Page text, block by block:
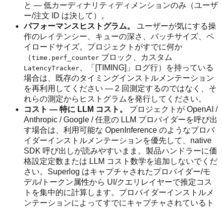
と — 低カーディナリティディメンションのみ（ユーザ
ー/注文 ID は決して）。
パフォーマンスヒストグラム。
ユーザーが気にする操
作のレイテンシー、キューの深さ、バッチサイズ、ペ
イロードサイズ。プロジェクトがすでに何か
（time.perf_counter ブロック、カスタム
LatencyTracker 、「[TIMING]」ログ行）を持っている
場合は、既存のタイミングインストルメンテーション
を再利用してください — 2 回測定するのではなく、そ
れらの測定からヒストグラムを発行してください。
コスト — 特に LLM コスト。
プロジェクトが OpenAI /
Anthropic / Google / 任意の LLM プロバイダーを呼び出
す場合は、利用可能な OpenInference のようなプロバ
イダーインストルメンテーションを優先して、native
SDK 呼び出しが読みやすいまま。製品ハンドラーに価
格設定定数または LLM コスト数学を追加しないでくだ
さい。Superlog はキャプチャされたプロバイダー/モ
デル/トークン属性から UI/クエリレイヤーで推定コス
トを集中的に計算します。プロバイダーインストルメ
ンテーションによってすでにキャプチャされているト